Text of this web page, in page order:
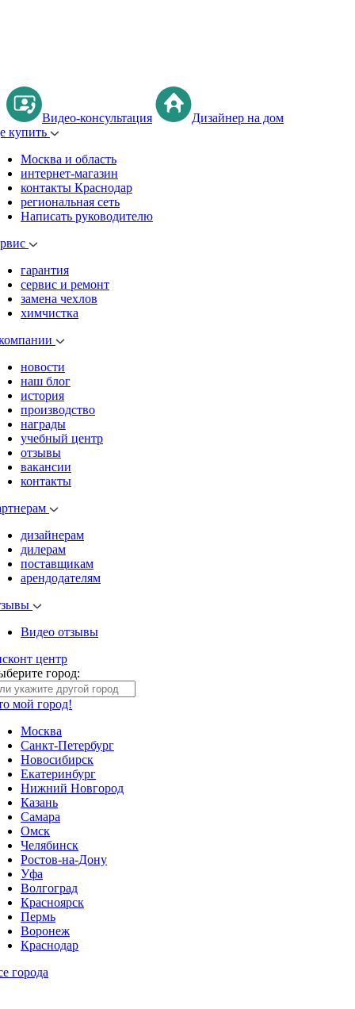
Видео-консультация
Дизайнер на дом
купить
Москва и область
интернет-магазин
контакты Краснодар
региональная сеть
Написать руководителю
гарантия
сервис и ремонт
замена чехлов
химчистка
новости
наш блог
история
производство
награды
учебный центр
отзывы
вакансии
контакты
дизайнерам
дилерам
поставщикам
арендодателям
Видео отзывы
центр
город:
мой город!
Москва
Санкт-Петербург
Новосибирск
Екатеринбург
Нижний Новгород
Казань
Самара
Омск
Челябинск
Ростов-на-Дону
Уфа
Волгоград
Красноярск
Пермь
Воронеж
Краснодар
города